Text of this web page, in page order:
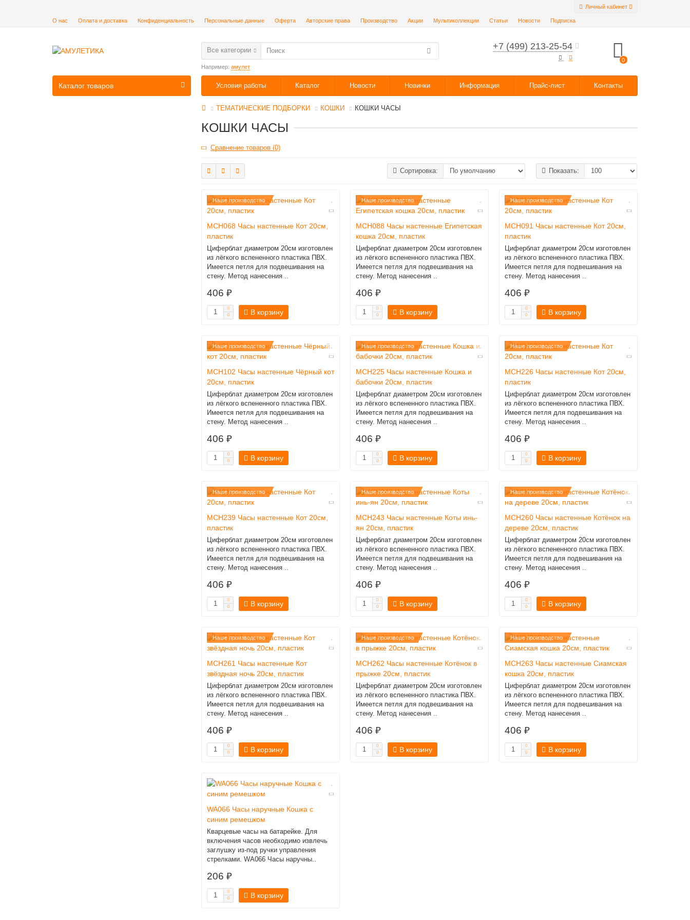
Личный кабинет
О нас Оплата и доставка Конфиденциальность Персональные данные Оферта Авторские права Производство Акции Мультиколлекции Статьи Новости Подписка
+7 (499) 213-25-54
0
Все категории
Например: амулет
Каталог товаров Условия работы Каталог Новости Новинки Информация Прайс-лист Контакты
ТЕМАТИЧЕСКИЕ ПОДБОРКИ КОШКИ КОШКИ ЧАСЫ
КОШКИ ЧАСЫ
Сравнение товаров (0)
Сортировка: Показать:
Наше производство
MCH068 Часы настенные Кот 20см,
пластик
Циферблат диаметром 20см изготовлен
из лёгкого вспененного пластика ПВХ.
Имеется петля для подвешивания на
стену. Метод нанесения ..
406 ₽
В корзину
Наше производство
MCH088 Часы настенные Египетская
кошка 20см, пластик
Циферблат диаметром 20см изготовлен
из лёгкого вспененного пластика ПВХ.
Имеется петля для подвешивания на
стену. Метод нанесения ..
406 ₽
В корзину
Наше производство
MCH091 Часы настенные Кот 20см,
пластик
Циферблат диаметром 20см изготовлен
из лёгкого вспененного пластика ПВХ.
Имеется петля для подвешивания на
стену. Метод нанесения ..
406 ₽
В корзину
Наше производство
MCH102 Часы настенные Чёрный кот
20см, пластик
Циферблат диаметром 20см изготовлен
из лёгкого вспененного пластика ПВХ.
Имеется петля для подвешивания на
стену. Метод нанесения ..
406 ₽
В корзину
Наше производство
MCH225 Часы настенные Кошка и
бабочки 20см, пластик
Циферблат диаметром 20см изготовлен
из лёгкого вспененного пластика ПВХ.
Имеется петля для подвешивания на
стену. Метод нанесения ..
406 ₽
В корзину
Наше производство
MCH226 Часы настенные Кот 20см,
пластик
Циферблат диаметром 20см изготовлен
из лёгкого вспененного пластика ПВХ.
Имеется петля для подвешивания на
стену. Метод нанесения ..
406 ₽
В корзину
Наше производство
MCH239 Часы настенные Кот 20см,
пластик
Циферблат диаметром 20см изготовлен
из лёгкого вспененного пластика ПВХ.
Имеется петля для подвешивания на
стену. Метод нанесения ..
406 ₽
В корзину
Наше производство
MCH243 Часы настенные Коты инь-
ян 20см, пластик
Циферблат диаметром 20см изготовлен
из лёгкого вспененного пластика ПВХ.
Имеется петля для подвешивания на
стену. Метод нанесения ..
406 ₽
В корзину
Наше производство
MCH260 Часы настенные Котёнок на
дереве 20см, пластик
Циферблат диаметром 20см изготовлен
из лёгкого вспененного пластика ПВХ.
Имеется петля для подвешивания на
стену. Метод нанесения ..
406 ₽
В корзину
Наше производство
MCH261 Часы настенные Кот
звёздная ночь 20см, пластик
Циферблат диаметром 20см изготовлен
из лёгкого вспененного пластика ПВХ.
Имеется петля для подвешивания на
стену. Метод нанесения ..
406 ₽
В корзину
Наше производство
MCH262 Часы настенные Котёнок в
прыжке 20см, пластик
Циферблат диаметром 20см изготовлен
из лёгкого вспененного пластика ПВХ.
Имеется петля для подвешивания на
стену. Метод нанесения ..
406 ₽
В корзину
Наше производство
MCH263 Часы настенные Сиамская
кошка 20см, пластик
Циферблат диаметром 20см изготовлен
из лёгкого вспененного пластика ПВХ.
Имеется петля для подвешивания на
стену. Метод нанесения ..
406 ₽
В корзину
WA066 Часы наручные Кошка с
синим ремешком
Кварцевые часы на батарейке. Для
включения часов необходимо извлечь
заглушку из-под ручки управления
стрелками. WA066 Часы наручны..
206 ₽
В корзину